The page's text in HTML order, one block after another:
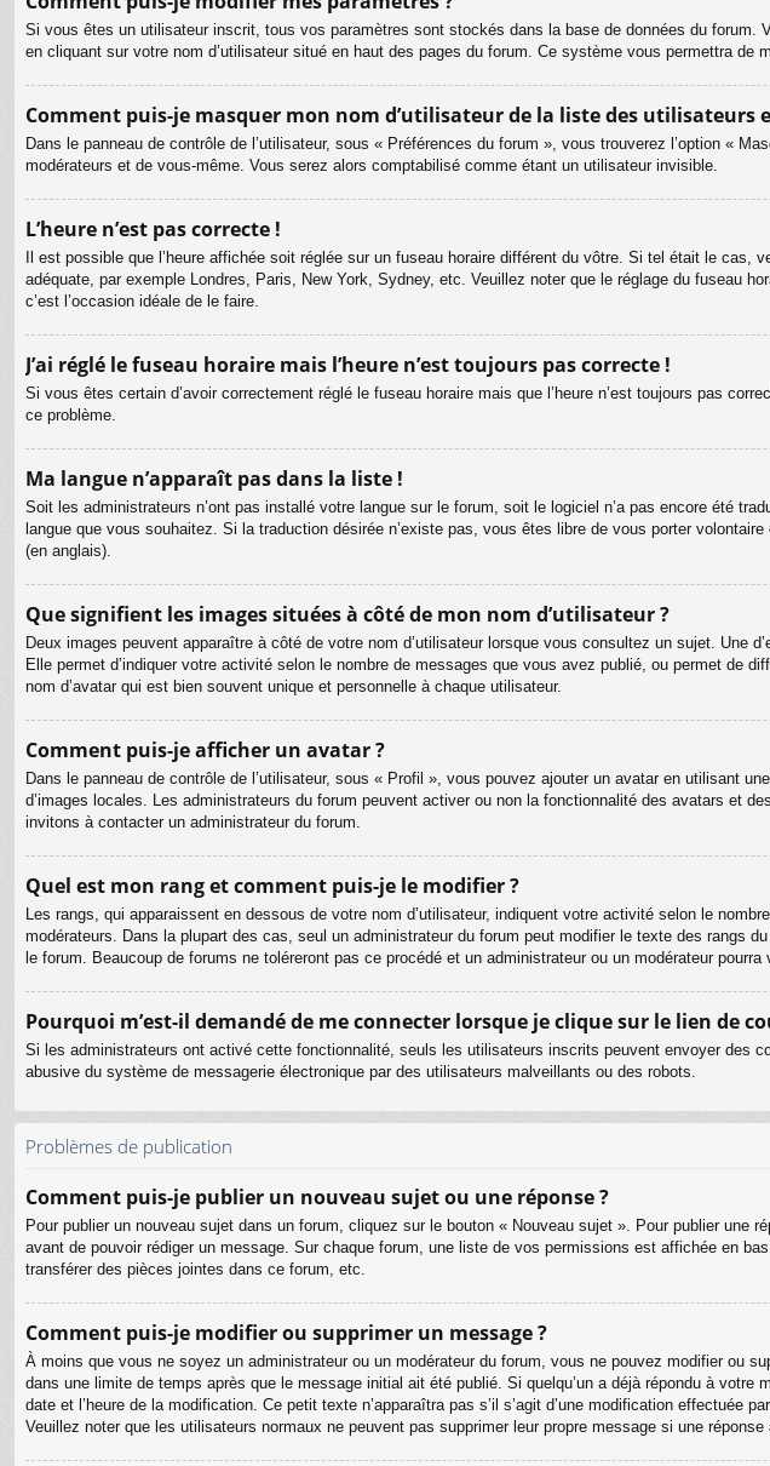
Si vous êtes un utilisateur inscrit, tous vos paramètres sont stockés dans la base de données du forum.
en cliquant sur votre nom d’utilisateur situé en haut des pages du forum. Ce système vous permettra de
Comment puis-je masquer mon nom d’utilisateur de la liste des utilisateurs
Dans le panneau de contrôle de l’utilisateur, sous « Préférences du forum », vous trouverez l’option «
modérateurs et de vous-même. Vous serez alors comptabilisé comme étant un utilisateur invisible.
L’heure n’est pas correcte !
Il est possible que l’heure affichée soit réglée sur un fuseau horaire différent du vôtre. Si tel était le
adéquate, par exemple Londres, Paris, New York, Sydney, etc. Veuillez noter que le réglage du fuseau
c’est l’occasion idéale de le faire.
J’ai réglé le fuseau horaire mais l’heure n’est toujours pas correcte !
Si vous êtes certain d’avoir correctement réglé le fuseau horaire mais que l’heure n’est toujours pas
ce problème.
Ma langue n’apparaît pas dans la liste !
Soit les administrateurs n’ont pas installé votre langue sur le forum, soit le logiciel n’a pas encore été
langue que vous souhaitez. Si la traduction désirée n’existe pas, vous êtes libre de vous porter
(en anglais).
Que signifient les images situées à côté de mon nom d’utilisateur ?
Deux images peuvent apparaître à côté de votre nom d’utilisateur lorsque vous consultez un sujet. Une
Elle permet d’indiquer votre activité selon le nombre de messages que vous avez publié, ou permet de
nom d’avatar qui est bien souvent unique et personnelle à chaque utilisateur.
Comment puis-je afficher un avatar ?
Dans le panneau de contrôle de l’utilisateur, sous « Profil », vous pouvez ajouter un avatar en utilisant
d’images locales. Les administrateurs du forum peuvent activer ou non la fonctionnalité des avatars et
invitons à contacter un administrateur du forum.
Quel est mon rang et comment puis-je le modifier ?
Les rangs, qui apparaissent en dessous de votre nom d’utilisateur, indiquent votre activité selon le
modérateurs. Dans la plupart des cas, seul un administrateur du forum peut modifier le texte des rangs
le forum. Beaucoup de forums ne toléreront pas ce procédé et un administrateur ou un modérateur
Pourquoi m’est-il demandé de me connecter lorsque je clique sur le lien de
Si les administrateurs ont activé cette fonctionnalité, seuls les utilisateurs inscrits peuvent envoyer des
abusive du système de messagerie électronique par des utilisateurs malveillants ou des robots.
Problèmes de publication
Comment puis-je publier un nouveau sujet ou une réponse ?
Pour publier un nouveau sujet dans un forum, cliquez sur le bouton « Nouveau sujet ». Pour publier
avant de pouvoir rédiger un message. Sur chaque forum, une liste de vos permissions est affichée en
transférer des pièces jointes dans ce forum, etc.
Comment puis-je modifier ou supprimer un message ?
À moins que vous ne soyez un administrateur ou un modérateur du forum, vous ne pouvez modifier ou
dans une limite de temps après que le message initial ait été publié. Si quelqu’un a déjà répondu à
date et l’heure de la modification. Ce petit texte n’apparaîtra pas s’il s’agit d’une modification
Veuillez noter que les utilisateurs normaux ne peuvent pas supprimer leur propre message si une réponse